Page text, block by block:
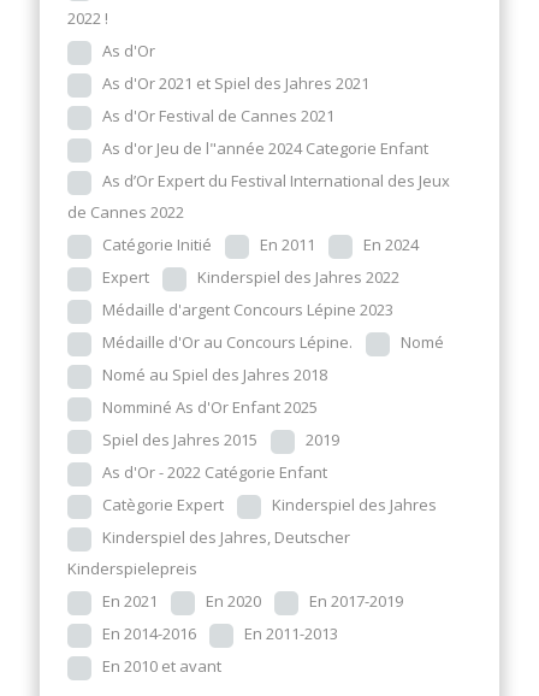
2022 !
As d'Or
As d'Or 2021 et Spiel des Jahres 2021
As d'Or Festival de Cannes 2021
As d'or Jeu de l"année 2024 Categorie Enfant
As d’Or Expert du Festival International des Jeux
de Cannes 2022
Catégorie Initié
En 2011
En 2024
Expert
Kinderspiel des Jahres 2022
Médaille d'argent Concours Lépine 2023
Médaille d'Or au Concours Lépine.
Nomé
Nomé au Spiel des Jahres 2018
Nomminé As d'Or Enfant 2025
Spiel des Jahres 2015
2019
As d'Or - 2022 Catégorie Enfant
Catègorie Expert
Kinderspiel des Jahres
Kinderspiel des Jahres, Deutscher
Kinderspielepreis
En 2021
En 2020
En 2017-2019
En 2014-2016
En 2011-2013
En 2010 et avant